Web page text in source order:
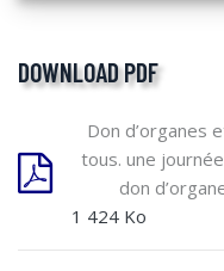
DOWNLOAD PDF
Don d’organes
tous. une
don
1 424 Ko